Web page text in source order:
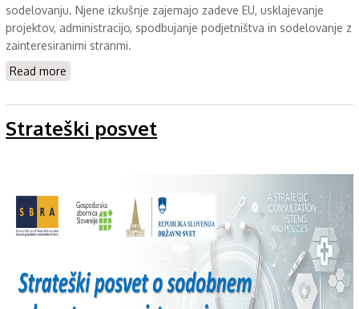
sodelovanju. Njene izkušnje zajemajo zadeve EU, usklajevanje
projektov, administracijo, spodbujanje podjetništva in sodelovanje z
zainteresiranimi stranmi.
Read moreabout Asja Masnoglav
Strateški posvet